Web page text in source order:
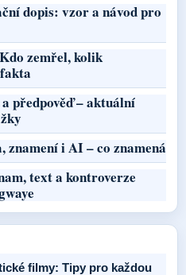
dopis: vzor a návod pro
zemřel, kolik
předpověď – aktuální
znamení i AI – co znamená
text a kontroverze
filmy: Tipy pro každou